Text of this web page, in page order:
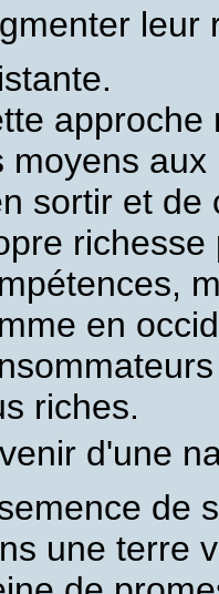
leur
approche
moyens
sortir et de
richesse
en
riches.
d'une
de
une terre